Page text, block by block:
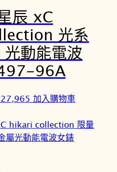
N
T
$
3
,
8
。
辰 xC
光系
動能電波
96A
27,965 目
價
格
加入購物車